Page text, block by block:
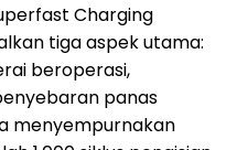
Charging
tiga aspek utama:
beroperasi,
panas
menyempurnakan